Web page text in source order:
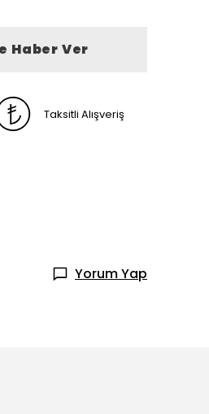
Haber Ver
Taksitli Alışveriş
Yorum Yap